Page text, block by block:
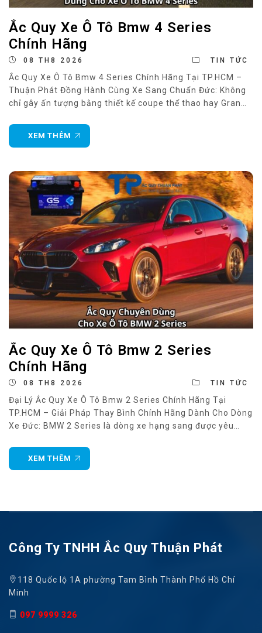
Ắc Quy Xe Ô Tô Bmw 4 Series
Chính Hãng
08 TH8 2026 TIN TỨC
Ắc Quy Xe Ô Tô Bmw 4 Series Chính Hãng Tại TP.HCM –
Thuận Phát Đồng Hành Cùng Xe Sang Chuẩn Đức: Không
chỉ gây ấn tượng bằng thiết kế coupe thể thao hay Gran
công nghệ hỗ trợ người lái và tiện nghi
XEM THÊM
Ắc Quy Xe Ô Tô Bmw 2 Series
Chính Hãng
08 TH8 2026 TIN TỨC
Đại Lý Ắc Quy Xe Ô Tô Bmw 2 Series Chính Hãng Tại
TP.HCM – Giải Pháp Thay Bình Chính Hãng Dành Cho Dòng
Xe Đức: BMW 2 Series là dòng xe hạng sang được yêu
và hệ thống công nghệ hiện đại.
XEM THÊM
Công Ty TNHH Ắc Quy Thuận Phát
118 Quốc lộ 1A phường Tam Bình Thành Phố Hồ Chí
Minh
097 9999 326